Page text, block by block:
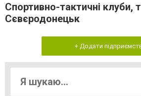
Спортивно-тактичні клуби,
Сєвєродонецьк
+ Додати